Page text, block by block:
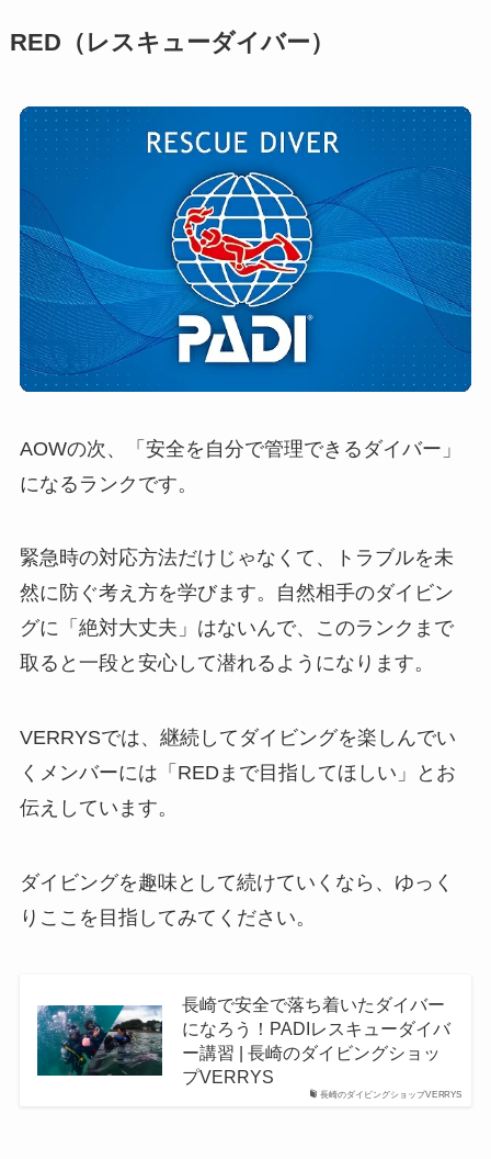
RED（レスキューダイバー）
AOWの次、「安全を自分で管理できるダイバー」
になるランクです。
緊急時の対応方法だけじゃなくて、トラブルを未
然に防ぐ考え方を学びます。自然相手のダイビン
グに「絶対大丈夫」はないんで、このランクまで
取ると一段と安心して潜れるようになります。
VERRYSでは、継続してダイビングを楽しんでい
くメンバーには「REDまで目指してほしい」とお
伝えしています。
ダイビングを趣味として続けていくなら、ゆっく
りここを目指してみてください。
長崎のダイビングショップVERRYS
長崎で安全で落ち着いたダイバー
になろう！PADIレスキューダイバ
ー講習 | 長崎のダイビングショッ
プVERRYS